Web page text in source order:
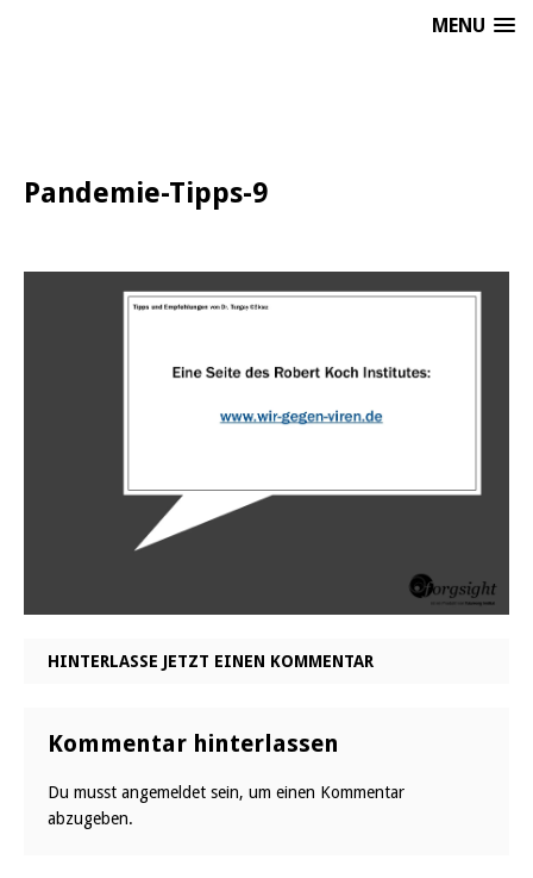
MENU
Pandemie-Tipps-9
HINTERLASSE JETZT EINEN KOMMENTAR
Kommentar hinterlassen
Du musst angemeldet sein, um einen Kommentar
abzugeben.